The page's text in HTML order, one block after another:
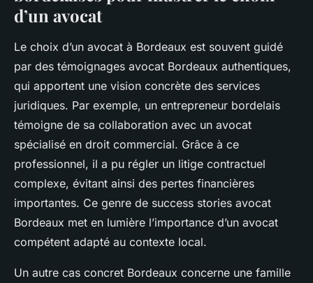
d’un avocat
Le choix d’un avocat à Bordeaux est souvent guidé
par des témoignages avocat Bordeaux authentiques,
qui apportent une vision concrète des services
juridiques. Par exemple, un entrepreneur bordelais
témoigne de sa collaboration avec un avocat
spécialisé en droit commercial. Grâce à ce
professionnel, il a pu régler un litige contractuel
complexe, évitant ainsi des pertes financières
importantes. Ce genre de success stories avocat
Bordeaux met en lumière l’importance d’un avocat
compétent adapté au contexte local.
Un autre cas concret Bordeaux concerne une famille